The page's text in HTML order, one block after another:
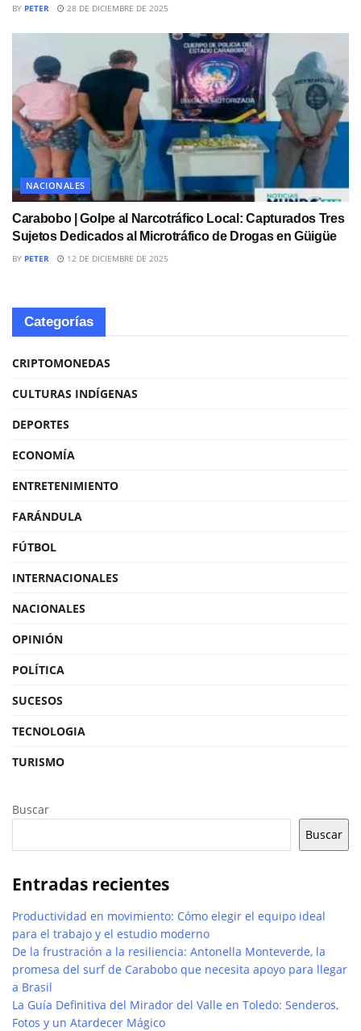
BY PETER 28 DE DICIEMBRE DE 2025
NACIONALES
Carabobo | Golpe al Narcotráfico Local: Capturados Tres
Sujetos Dedicados al Microtráfico de Drogas en Güigüe
BY PETER 12 DE DICIEMBRE DE 2025
Categorías
CRIPTOMONEDAS
CULTURAS INDÍGENAS
DEPORTES
ECONOMÍA
ENTRETENIMIENTO
FARÁNDULA
FÚTBOL
INTERNACIONALES
NACIONALES
OPINIÓN
POLÍTICA
SUCESOS
TECNOLOGIA
TURISMO
Buscar
Buscar
Entradas recientes
Productividad en movimiento: Cómo elegir el equipo ideal
para el trabajo y el estudio moderno
De la frustración a la resiliencia: Antonella Monteverde, la
promesa del surf de Carabobo que necesita apoyo para llegar
a Brasil
La Guía Definitiva del Mirador del Valle en Toledo: Senderos,
Fotos y un Atardecer Mágico